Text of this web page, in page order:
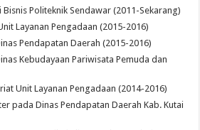
Politeknik Sendawar (2011-Sekarang)
Layanan Pengadaan (2015-2016)
Pendapatan Daerah (2015-2016)
Kebudayaan Pariwisata Pemuda dan
Unit Layanan Pengadaan (2014-2016)
pada Dinas Pendapatan Daerah Kab. Kutai